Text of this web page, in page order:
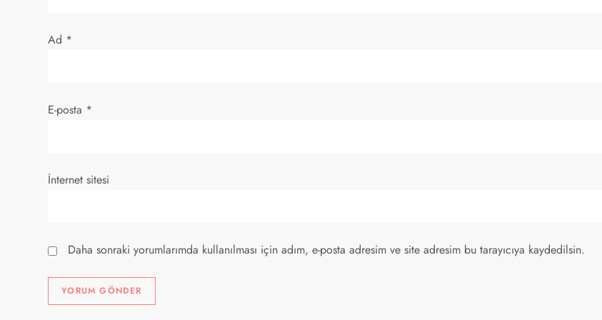
s
Ad *
E-posta *
İnternet sitesi
Daha sonraki yorumlarımda kullanılması için adım, e-posta adresim ve site adresim bu tarayıcıya kaydedilsin.